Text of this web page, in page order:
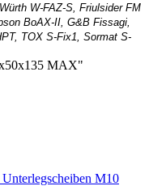
W-FAZ-S, Friulsider FM
BoAX-II, G&B Fissagi,
TOX S-Fix1, Sormat S-
MAX"
Unterlegscheiben M10